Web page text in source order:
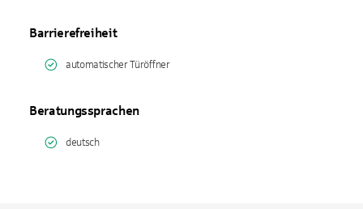
Barrierefreiheit
automatischer Türöffner
Beratungssprachen
deutsch